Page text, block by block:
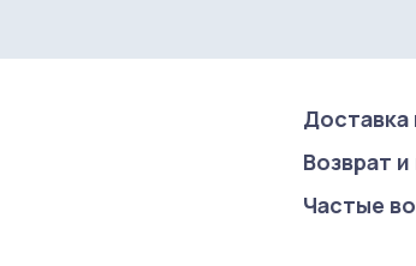
Доставка
Возврат
Частые